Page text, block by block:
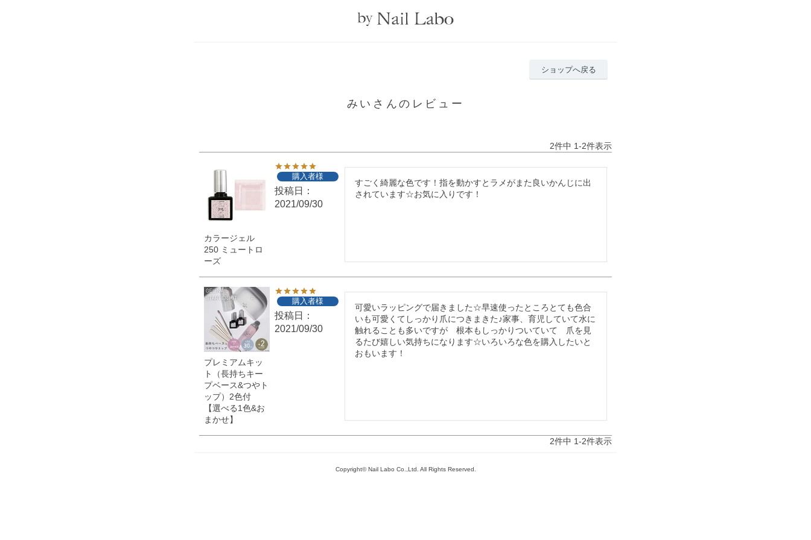
ショップへ戻る
みいさんのレビュー
2件中 1-2件表示
カラージェル
250 ミュートロ
ーズ
購入者様
投稿日
2021/09/30
すごく綺麗な色です！指を動かすとラメがまた良いかんじに出
されています☆お気に入りです！
プレミアムキッ
ト（長持ちキー
プベース&つやト
ップ）2色付
【選べる1色&お
まかせ】
購入者様
投稿日
2021/09/30
可愛いラッピングで届きました☆早速使ったところとても色合
いも可愛くてしっかり爪につきまきた♪家事、育児していて水に
触れることも多いですが　根本もしっかりついていて　爪を見
るたび嬉しい気持ちになります☆いろいろな色を購入したいと
おもいます！
2件中 1-2件表示
Copyright© Nail Labo Co.,Ltd. All Rights Reserved.